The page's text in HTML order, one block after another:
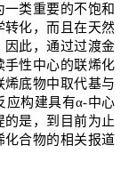
类重要的不饱和
转化，而且在天然
因此，通过过渡金
手性中心的联烯化
底物中取代基与
应构建具有α-中心
是，到目前为止
化合物的相关报道